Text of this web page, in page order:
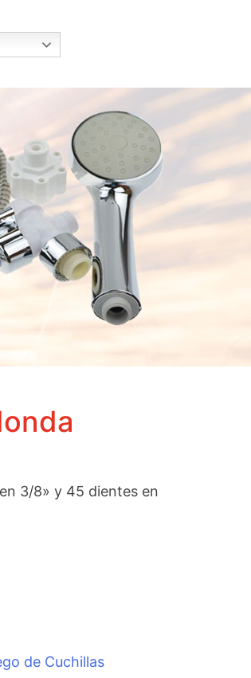
3/8» y 45 dientes en